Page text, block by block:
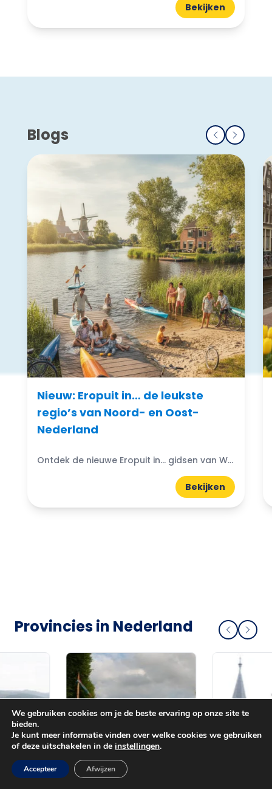
Bekijken
Blogs
Nieuw: Eropuit in… de leukste
regio’s van Noord- en Oost-
Nederland
Ontdek de nieuwe Eropuit in... gidsen van WattedoenVandaag. Compacte A5-gidsen boordevol uitjes, natuur, horeca en tips uit de regio.
Bekijken
Provincies in Nederland
We gebruiken cookies om je de beste ervaring op onze site te
bieden.
Je kunt meer informatie vinden over welke cookies we gebruiken
of deze uitschakelen in de instellingen.
Accepteer Afwijzen